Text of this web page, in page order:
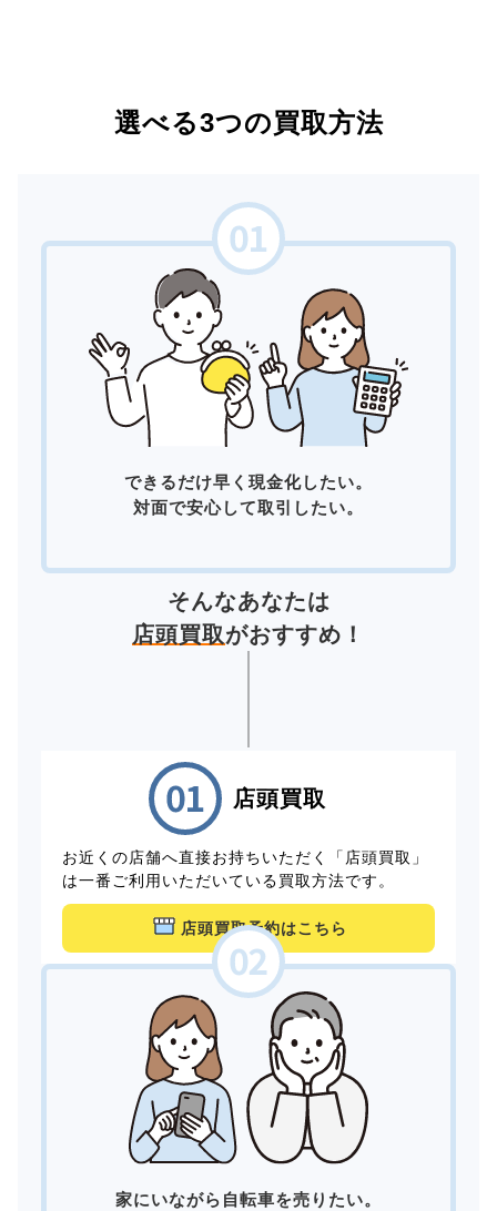
選べる3つの買取方法
できるだけ早く現金化したい。
対面で安心して取引したい。
そんなあなたは
店頭買取がおすすめ！
店頭買取
お近くの店舗へ直接お持ちいただく「店頭買取」
は一番ご利用いただいている買取方法です。
店頭買取予約はこちら
家にいながら自転車を売りたい。